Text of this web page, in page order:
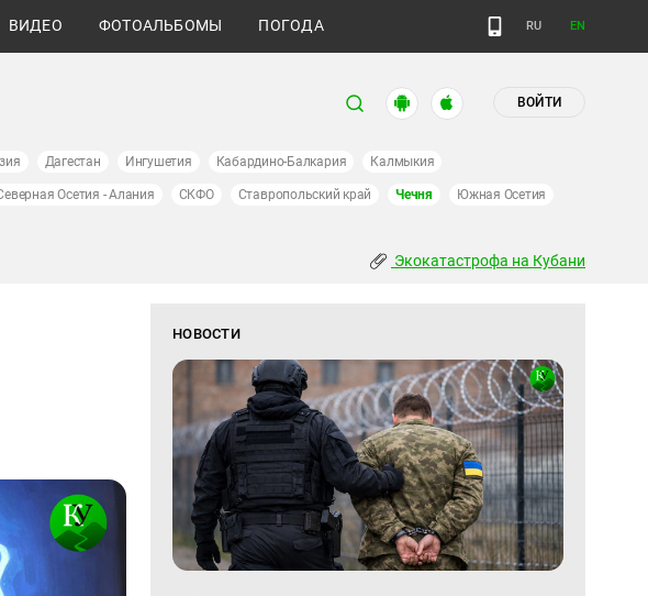
ВИДЕО ФОТОАЛЬБОМЫ ПОГОДА RU EN
ВОЙТИ
Дагестан Ингушетия Кабардино-Балкария Калмыкия
Осетия - Алания СКФО Ставропольский край Чечня Южная Осетия
Экокатастрофа на Кубани
НОВОСТИ